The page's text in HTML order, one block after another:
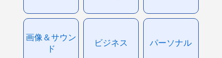
画像＆サウン
ド
ビジネス パーソナル